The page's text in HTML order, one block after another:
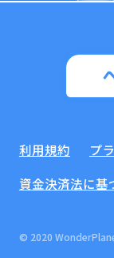
利用規約 プ
資金決済法に基
© 2020